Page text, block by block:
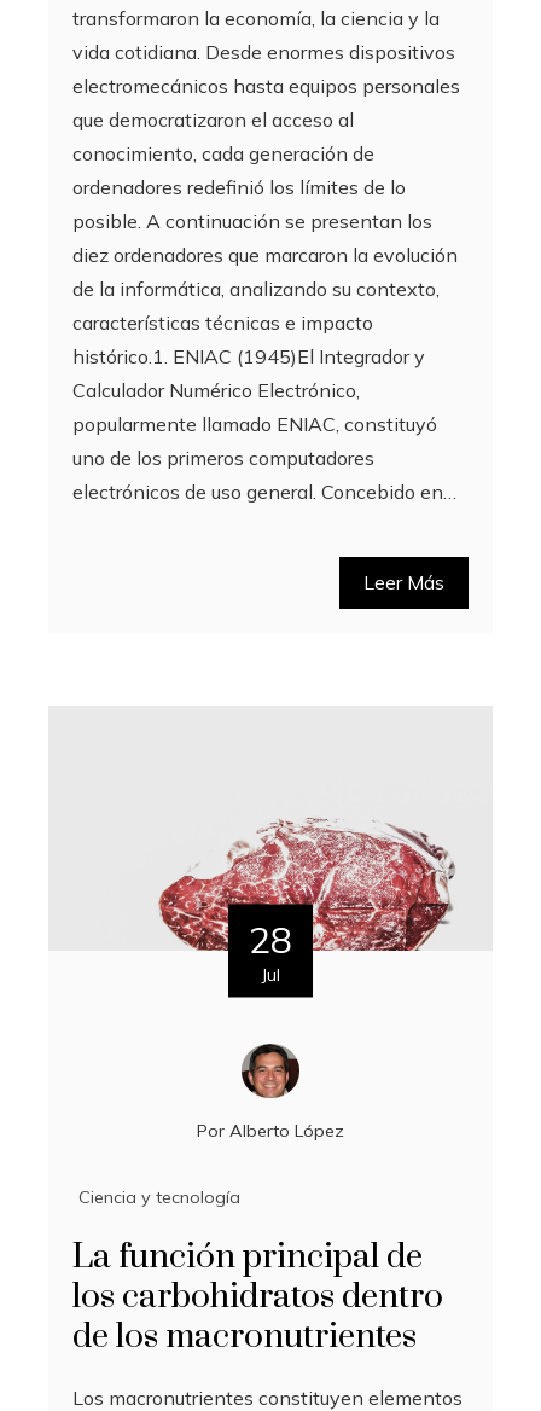
transformaron la economía, la ciencia y la
vida cotidiana. Desde enormes dispositivos
electromecánicos hasta equipos personales
que democratizaron el acceso al
conocimiento, cada generación de
ordenadores redefinió los límites de lo
posible. A continuación se presentan los
diez ordenadores que marcaron la evolución
de la informática, analizando su contexto,
características técnicas e impacto
histórico.1. ENIAC (1945)El Integrador y
Calculador Numérico Electrónico,
popularmente llamado ENIAC, constituyó
uno de los primeros computadores
electrónicos de uso general. Concebido en…
Leer Más
28
Jul
Por Alberto López
Ciencia y tecnología
La función principal de
los carbohidratos dentro
de los macronutrientes
Los macronutrientes constituyen elementos